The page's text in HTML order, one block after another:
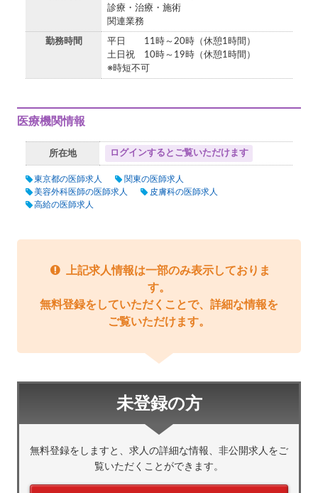
診療・治療・施術
関連業務
勤務時間
平日 11時～20時（休憩1時間）
土日祝 10時～19時（休憩1時間）
※時短不可
医療機関情報
所在地 ログインするとご覧いただけます
東京都の医師求人
関東の医師求人
美容外科医師の医師求人
皮膚科の医師求人
高給の医師求人
上記求人情報は一部のみ表示しておりま
す。
無料登録をしていただくことで、詳細な情報を
ご覧いただけます。
未登録の方
無料登録をしますと、求人の詳細な情報、非公開求人をご
覧いただくことができます。